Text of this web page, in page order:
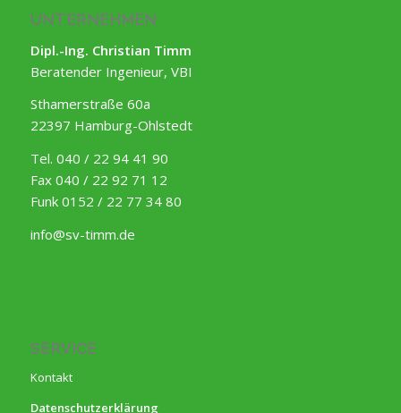
UNTERNEHMEN
Dipl.-Ing. Christian Timm
Beratender Ingenieur, VBI
Sthamerstraße 60a
22397 Hamburg-Ohlstedt
Tel. 040 / 22 94 41 90
Fax 040 / 22 92 71 12
Funk 0152 / 22 77 34 80
info@sv-timm.de
SERVICE
Kontakt
Datenschutzerklärung